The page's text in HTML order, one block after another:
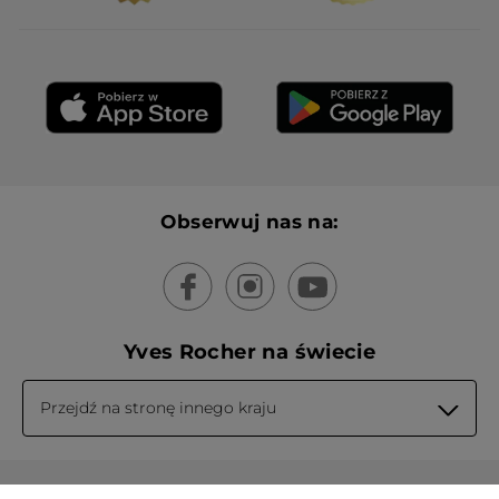
Obserwuj nas na:
Yves Rocher na świecie
Przejdź na stronę innego kraju